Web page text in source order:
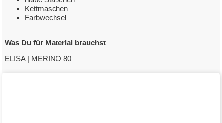
Kettmaschen
Farbwechsel
Was Du für Material brauchst
ELISA | MERINO 80